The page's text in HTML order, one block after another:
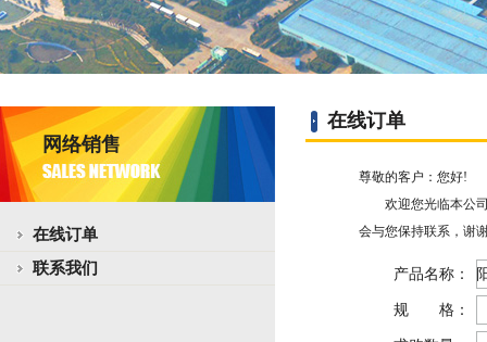
网络销售
在线订单
联系我们
在线订单
尊敬的客户：您好!
欢迎您光临本公司
会与您保持联系，谢
产品名称：
规 格：